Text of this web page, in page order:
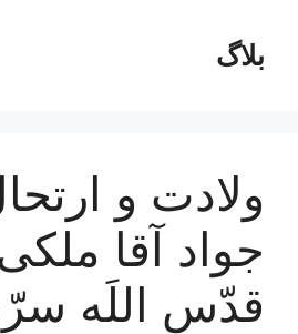
محتوابلاگ
ولادت و
جواد آقا
قدّس اللَه